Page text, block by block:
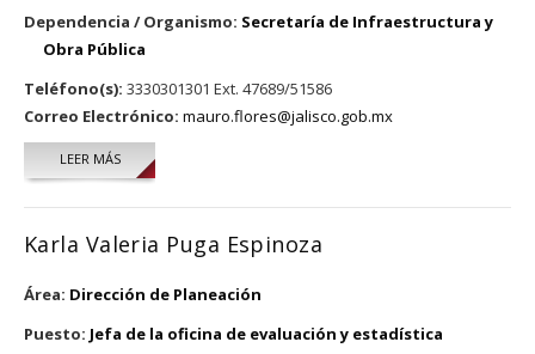
Dependencia / Organismo: Secretaría de Infraestructura y
Obra Pública
Teléfono(s): 3330301301 Ext. 47689/51586
Correo Electrónico: mauro.flores@jalisco.gob.mx
LEER MÁSSOBRE MAURO ALBERTO FLORES ALMONTE
Karla Valeria Puga Espinoza
Área: Dirección de Planeación
Puesto: Jefa de la oficina de evaluación y estadística